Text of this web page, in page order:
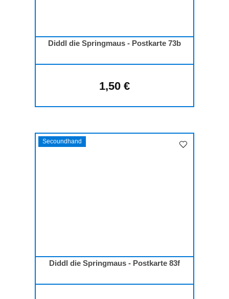
Diddl die Springmaus - Postkarte 73b
Regulärer Preis:
1,50 €
Secoundhand
Diddl die Springmaus - Postkarte 83f